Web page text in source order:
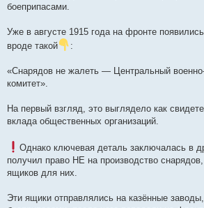
боеприпасами.
Уже в августе 1915 года на фронте
вроде такой
:
«Снарядов не жалеть — Центральный
комитет».
На первый взгляд, это выглядело как
вклада общественных организаций.
Однако ключевая деталь заключалась в
получил право НЕ на производство
ящиков для них.
Эти ящики отправлялись на казённые